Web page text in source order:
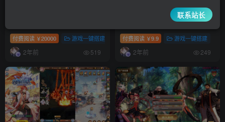
对接+三网雷霆传奇H5【雷霆
传奇之晶娱雷霆打金版】一键
全自动搭建脚本/手工端
付费阅读 ￥20000 游戏一键搭建
2年前 519
稀有二次元卡牌回合手游【宝
石新异能武圣关羽6.5万级内购
版】一键全自动搭建脚本
+Linux手工服务端+多区跨服
+自定义英雄+自定义符文+GM
+视频教程
付费阅读 ￥9.9 游戏一键搭建
2年前 249
联系站长